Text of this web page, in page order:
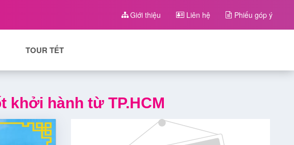
Giới thiệu Liên hệ Phiếu góp ý
TOUR TẾT
khởi hành từ TP.HCM